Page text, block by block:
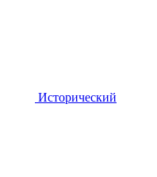
Исторический